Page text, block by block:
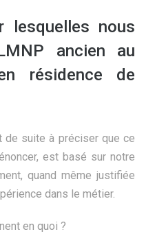
lesquelles nous
ancien au
résidence de
de suite à préciser que ce
est basé sur notre
quand même justifiée
dans le métier.
en quoi ?